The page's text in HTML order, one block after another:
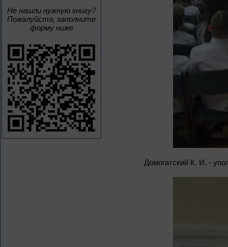
Не нашли нужную книгу?
Пожалуйста, заполните
форму ниже
Домогатский К. И. -